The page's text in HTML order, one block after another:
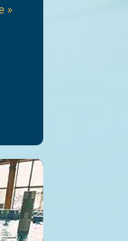
»